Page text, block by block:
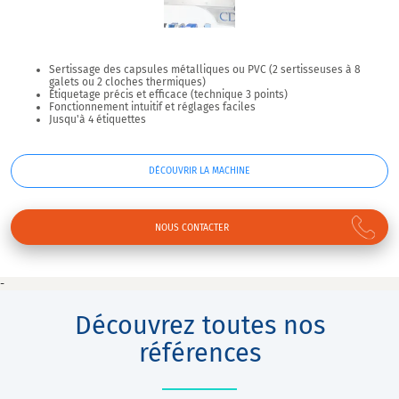
Sertissage des capsules métalliques ou PVC (2 sertisseuses à 8
galets ou 2 cloches thermiques)
Étiquetage précis et efficace (technique 3 points)
Fonctionnement intuitif et réglages faciles
Jusqu'à 4 étiquettes
DÉCOUVRIR LA MACHINE
NOUS CONTACTER
-
Découvrez toutes nos
références